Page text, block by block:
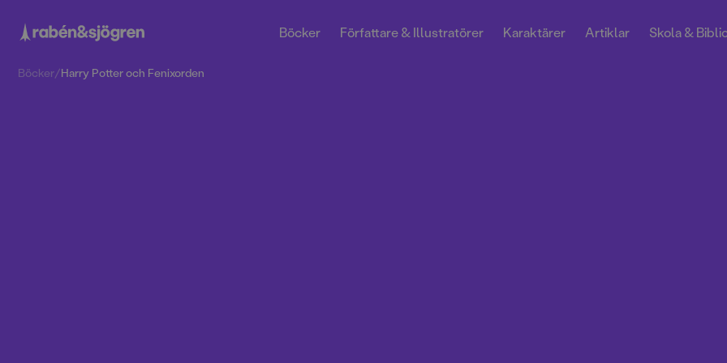
Böcker Författare & Illustratörer Karaktärer Artiklar Skola &
Böcker/Harry Potter och Fenixorden